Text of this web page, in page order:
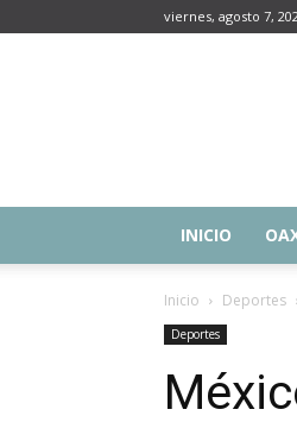
viernes, agosto 7,
INICIO
Inicio Deportes
Deportes